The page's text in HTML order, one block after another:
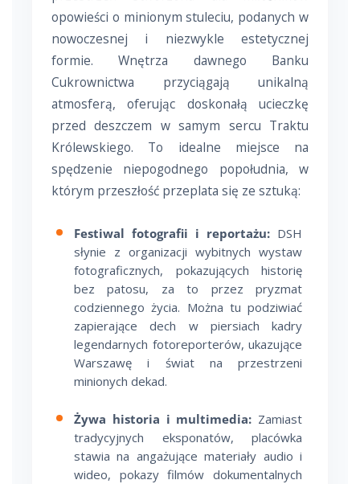
opowieści o minionym stuleciu, podanych w
nowoczesnej i niezwykle estetycznej
formie. Wnętrza dawnego Banku
Cukrownictwa przyciągają unikalną
atmosferą, oferując doskonałą ucieczkę
przed deszczem w samym sercu Traktu
Królewskiego. To idealne miejsce na
spędzenie niepogodnego popołudnia, w
którym przeszłość przeplata się ze sztuką:
Festiwal fotografii i reportażu: DSH
słynie z organizacji wybitnych wystaw
fotograficznych, pokazujących historię
bez patosu, za to przez pryzmat
codziennego życia. Można tu podziwiać
zapierające dech w piersiach kadry
legendarnych fotoreporterów, ukazujące
Warszawę i świat na przestrzeni
minionych dekad.
Żywa historia i multimedia: Zamiast
tradycyjnych eksponatów, placówka
stawia na angażujące materiały audio i
wideo, pokazy filmów dokumentalnych